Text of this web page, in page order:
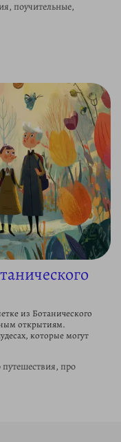
поучительные,
из Ботанического
открытиям.
которые могут
про